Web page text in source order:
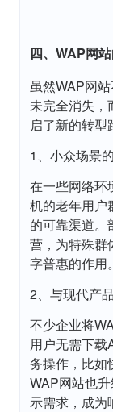
四、WAP网
虽然WAP网
未完全消失，
启了新的转型
1、小众场景
在一些网络环
机的老年用户
的可靠渠道。
营，为特殊群
字普惠的作用。
2、与现代产
不少企业将
用户无需下
务操作，比如
WAP网站也
示需求，成为